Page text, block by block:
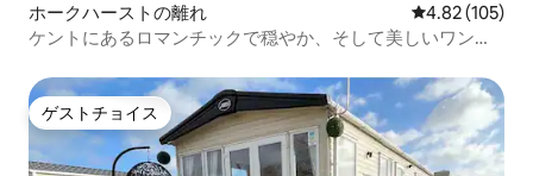
ホークハーストの離れ レビュー105
4.82 (105)
ケントにあるロマンチックで穏やか、そして美しいワンル
ゲストチョイス
ゲストチョイス